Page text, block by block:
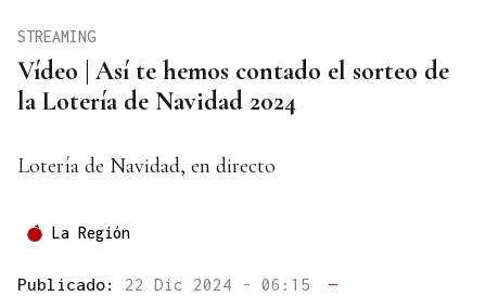
Vídeo | Así te hemos contado el sorteo de
la Lotería de Navidad 2024
STREAMING
Lotería de Navidad, en directo
La Región
Publicado: 22 Dic 2024 - 06:15
—